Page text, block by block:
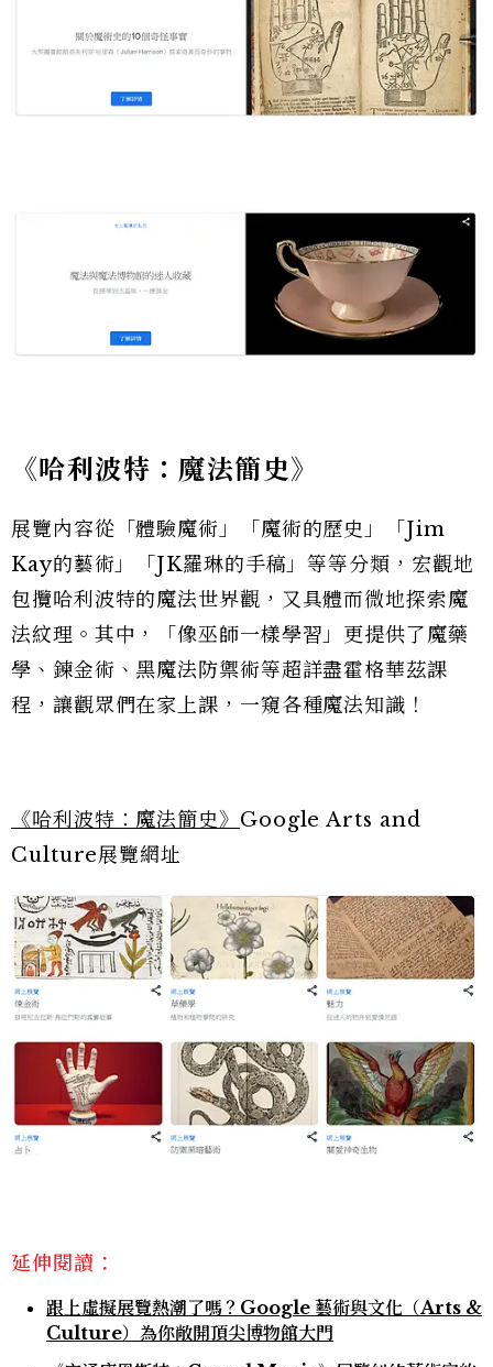
《哈利波特：魔法簡史》
展覽內容從「體驗魔術」「魔術的歷史」「Jim
Kay的藝術」「JK羅琳的手稿」等等分類，宏觀地
包攬哈利波特的魔法世界觀，又具體而微地探索魔
法紋理。其中，「像巫師一樣學習」更提供了魔藥
學、鍊金術、黑魔法防禦術等超詳盡霍格華茲課
程，讓觀眾們在家上課，一窺各種魔法知識！
《哈利波特：魔法簡史》 Google Arts and
Culture展覽網址
延伸閱讀：
跟上虛擬展覽熱潮了嗎？Google 藝術與文化（Arts &
Culture）為你敞開頂尖博物館大門